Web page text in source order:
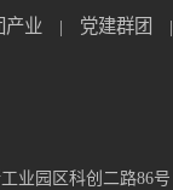
产业 | 党建群团 |
业园区科创二路86号